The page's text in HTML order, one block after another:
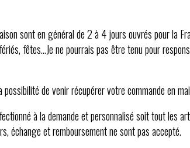
sont en général de 2 à 4 jours ouvrés pour la
fêtes...Je ne pourrais pas être tenu pour
de venir récupérer votre commande en
à la demande et personnalisé soit tout les
échange et remboursement ne sont pas accepté.